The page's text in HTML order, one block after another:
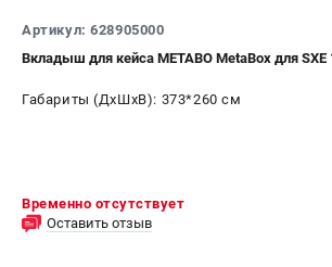
Артикул: 628905000
Вкладыш для кейса METABO MetaBox для SXE
Габариты (ДхШхВ): 373*260 см
Временно отсутствует
Оставить отзыв